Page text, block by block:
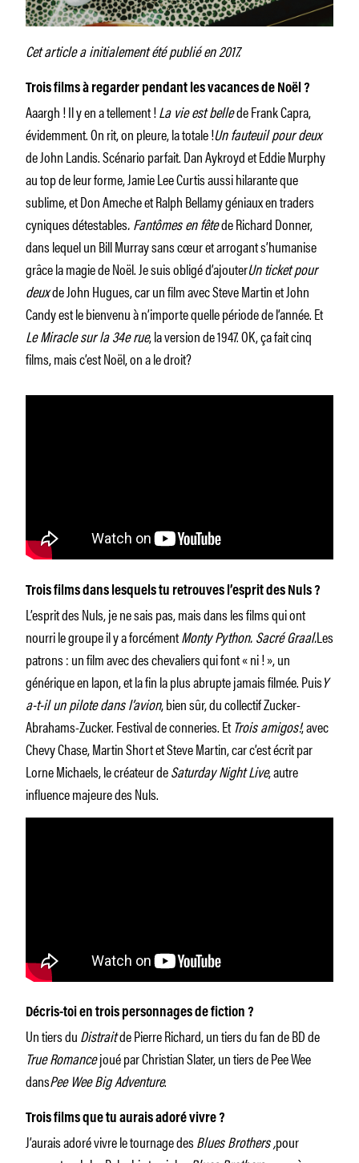
Cet article a initialement été publié en 2017.
Trois films à regarder pendant les vacances de Noël ?
Aaargh ! Il y en a tellement !La vie est bellede Frank Capra,
évidemment. On rit, on pleure, la totale !Un fauteuil pour deux
de John Landis. Scénario parfait. Dan Aykroyd et Eddie Murphy
au top de leur forme, Jamie Lee Curtis aussi hilarante que
sublime, et Don Ameche et Ralph Bellamy géniaux en traders
cyniques détestables. Fantômes en fêtede Richard Donner,
dans lequel un Bill Murray sans cœur et arrogant s’humanise
grâce la magie de Noël. Je suis obligé d’ajouterUn ticket pour
deuxde John Hugues, car un film avec Steve Martin et John
Candy est le bienvenu à n’importe quelle période de l’année. Et
Le Miracle sur la 34e rue, la version de 1947. OK, ça fait cinq
films, mais c’est Noël, on a le droit?
Trois films dans lesquels tu retrouves l’esprit des Nuls ?
L’esprit des Nuls, je ne sais pas, mais dans les films qui ont
nourri le groupe il y a forcémentMonty Python. Sacré Graal.Les
patrons : un film avec des chevaliers qui font « ni ! », un
générique en lapon, et la fin la plus abrupte jamais filmée. PuisY
a-t-il un pilote dans l’avion, bien sûr, du collectif Zucker-
Abrahams-Zucker. Festival de conneries. EtTrois amigos!, avec
Chevy Chase, Martin Short et Steve Martin, car c’est écrit par
Lorne Michaels, le créateur deSaturday Night Live, autre
influence majeure des Nuls.
Décris-toi en trois personnages de fiction ?
Un tiers duDistraitde Pierre Richard, un tiers du fan de BD de
True Romancejoué par Christian Slater, un tiers de Pee Wee
dansPee Wee Big Adventure.
Trois films que tu aurais adoré vivre ?
J’aurais adoré vivre le tournage desBlues Brothers ,pour